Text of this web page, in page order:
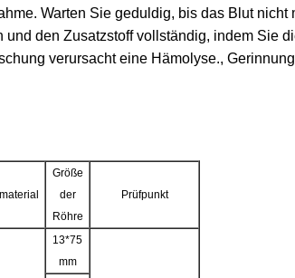
Warten Sie geduldig, bis das Blut nicht
den Zusatzstoff vollständig, indem Sie
verursacht eine Hämolyse.,
Größe
der
Röhre
Prüfpunkt
13*75
mm